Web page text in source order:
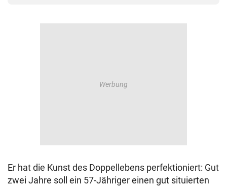
Er hat die Kunst des Doppellebens perfektioniert: Gut
zwei Jahre soll ein 57-Jähriger einen gut situierten